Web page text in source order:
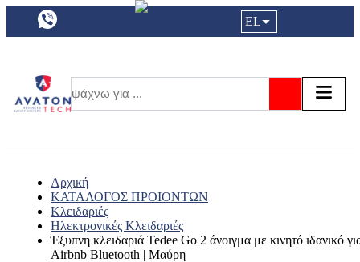
a11y.languageSelection:
EL
Αρχική
ΚΑΤΑΛΟΓΟΣ ΠΡΟΙΟΝΤΩΝ
Κλειδαριές
Ηλεκτρονικές Κλειδαριές
Έξυπνη κλειδαριά Tedee Go 2 άνοιγμα με κινητό ιδανικό
Airbnb Bluetooth | Μαύρη